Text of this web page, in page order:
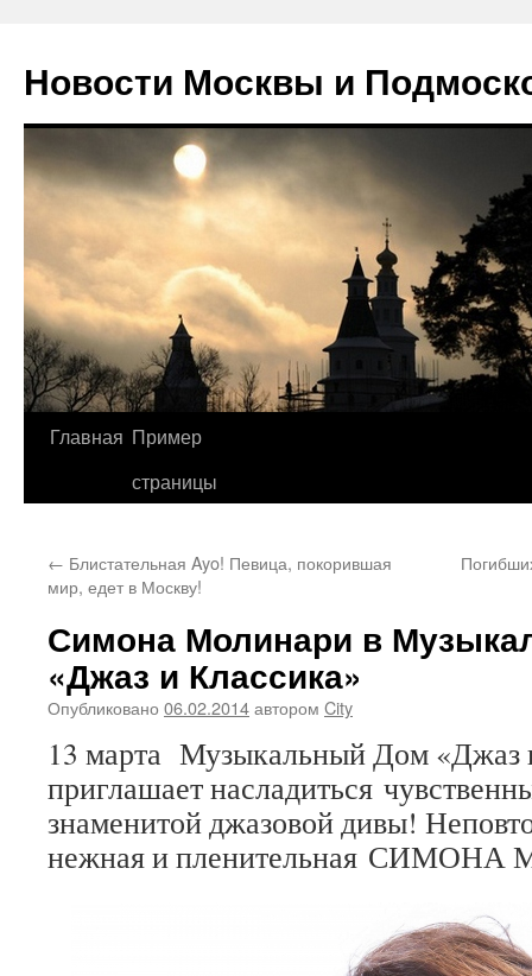
Новости Москвы и
Перейти
Главная Пример
страницы
← Блистательная Ayo! Певица, покорившая
мир, едет в Москву!
Симона Молинари в
«Джаз и Классика»
Опубликовано 06.02.2014автором City
13 марта Музыкальный Дом «Джаз
приглашает насладиться
знаменитой джазовой дивы!
нежная и пленительная